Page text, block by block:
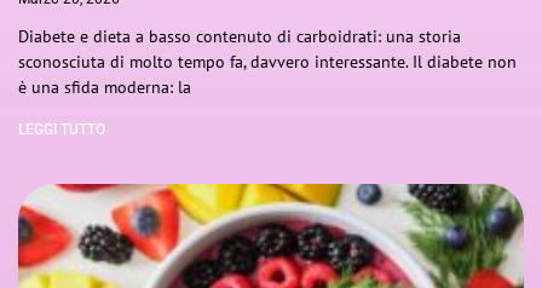
Diabete e dieta a basso contenuto di carboidrati: una storia
sconosciuta di molto tempo fa, davvero interessante. Il diabete non
è una sfida moderna: la
LEGGI TUTTO